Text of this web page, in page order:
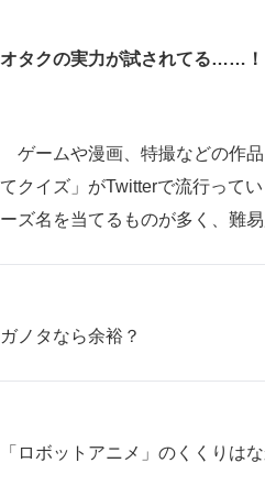
モノづくり技術者専門サイト
ちょっと気になるネットの話題
オタクの実力が試されてる……！
ゲームや漫画、特撮などの作
てクイズ」がTwitterで流行って
ーズ名を当てるものが多く、難
ガノタなら余裕？
「ロボットアニメ」のくくりは